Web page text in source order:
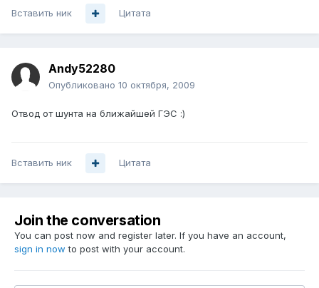
Вставить ник Цитата
Andy52280
Опубликовано 10 октября, 2009
Отвод от шунта на ближайшей ГЭС :)
Вставить ник Цитата
Join the conversation
You can post now and register later. If you have an account,
sign in now to post with your account.